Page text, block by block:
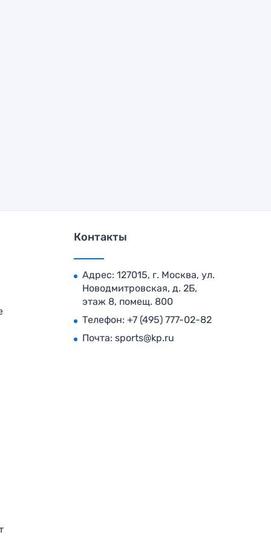
Контакты
Адрес: 127015, г. Москва, ул.
Новодмитровская, д. 2Б,
этаж 8, помещ. 800
Телефон: +7 (495) 777-02-82
Почта: sports@kp.ru